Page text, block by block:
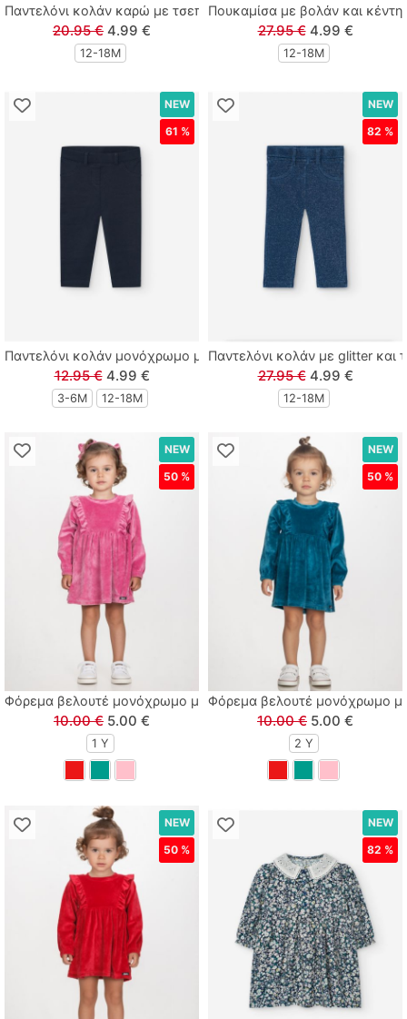
Παντελόνι κολάν καρώ με τσεπούλες μαύρο
20.95 € 4.99 €
12-18Μ
Πουκαμίσα με βολάν και
27.95 € 4.99 €
12-18Μ
Παντελόνι κολάν μονόχρωμο με τσέπες μπλε
12.95 € 4.99 €
3-6M 12-18Μ
NEW
61 %
Παντελόνι κολάν με glitter και
27.95 € 4.99 €
12-18Μ
NEW
82 %
Φόρεμα βελουτέ μονόχρωμο με βολάν ροζ
10.00 € 5.00 €
1 Υ
NEW
50 %
Φόρεμα βελουτέ μονόχρωμο
10.00 € 5.00 €
2 Y
NEW
50 %
NEW
50 %
NEW
82 %